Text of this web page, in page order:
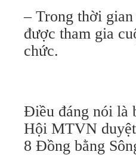
– Trong thời
được tham gia
chức.
Điều đáng nói là
Hội MTVN
8 Đồng bằng